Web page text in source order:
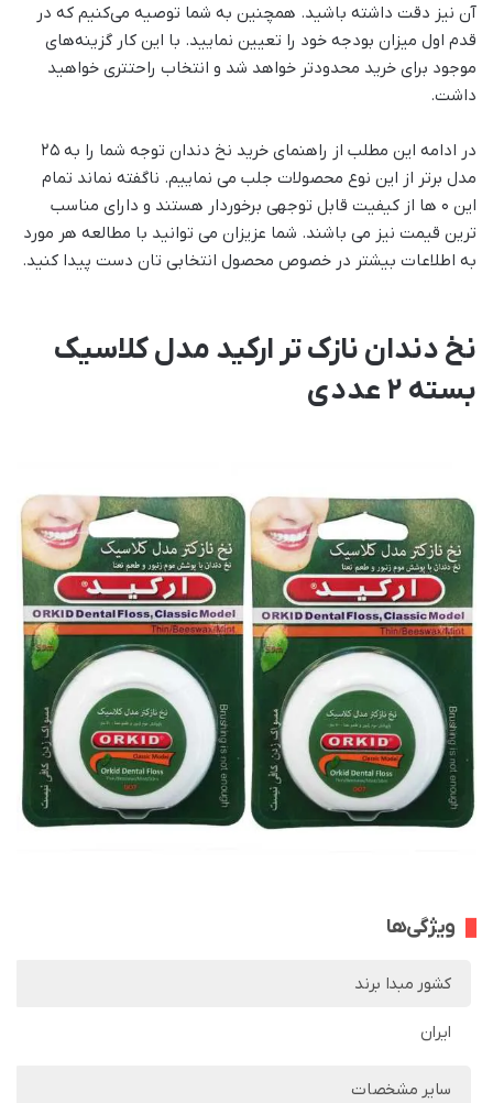
آن نیز دقت داشته باشید. همچنین به شما توصیه می‌کنیم که در
قدم اول میزان بودجه خود را تعیین نمایید. با این کار گزینه‌های
موجود برای خرید محدودتر خواهد شد و انتخاب راحتتری خواهید
داشت.
در ادامه این مطلب از راهنمای خرید نخ دندان توجه شما را به ۲۵
مدل برتر از این نوع محصولات جلب می نماییم. ناگفته نماند تمام
این 0 ها از کیفیت قابل توجهی برخوردار هستند و دارای مناسب
ترین قیمت نیز می باشند. شما عزیزان می توانید با مطالعه هر مورد
به اطلاعات بیشتر در خصوص محصول انتخابی تان دست پیدا کنید.
نخ دندان نازک تر ارکید مدل کلاسیک
بسته 2 عددی
ویژگی‌ها
کشور مبدا برند
ایران
سایر مشخصات